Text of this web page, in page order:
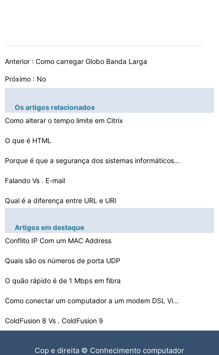
Anterior : Como carregar Globo Banda Larga
Próximo : No
Os artigos relacionados
Como alterar o tempo limite em Citrix
O que é HTML
Porque é que a segurança dos sistemas informáticos I…
Falando Vs . E-mail
Qual é a diferença entre URL e URI
Como criar um cabeçalho para Blogspot
Como fazer um endereço HTML link para um mapa
Como calcular o SSAS
Facebook Tagging Etiqueta
Artigos em destaque
Conflito IP Com um MAC Address
Quais são os números de porta UDP
O quão rápido é de 1 Mbps em fibra
Como conectar um computador a um modem DSL Via Ethernet…
ColdFusion 8 Vs . ColdFusion 9
Cop e direita © Conhecimento computador